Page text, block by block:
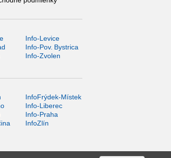
Info-Levice
Info-Pov. Bystrica
Info-Zvolen
InfoFrýdek-Místek
Info-Liberec
Info-Praha
InfoZlín